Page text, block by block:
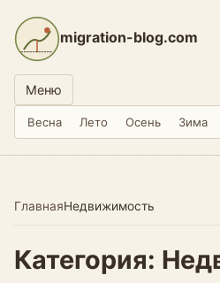
migration-blog.com
Весна Лето Осень Зима
Меню
ГлавнаяНедвижимость
Категория: